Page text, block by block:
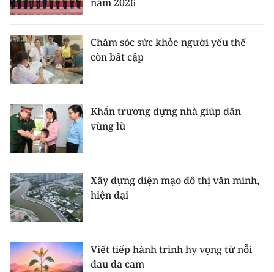
năm 2026
Chăm sóc sức khỏe người yếu thế
còn bất cập
Khẩn trương dựng nhà giúp dân
vùng lũ
Xây dựng diện mạo đô thị văn minh,
hiện đại
Viết tiếp hành trình hy vọng từ nỗi
đau da cam